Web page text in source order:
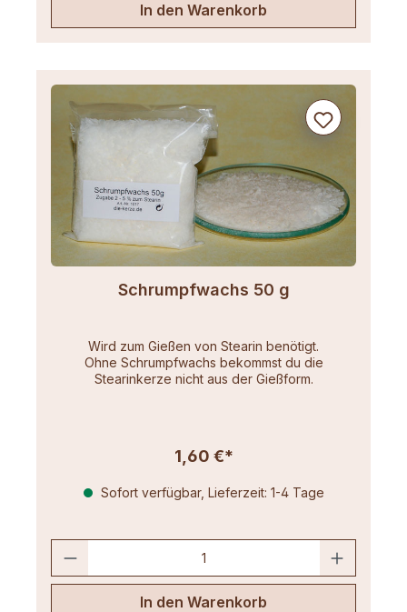
In den Warenkorb
Schrumpfwachs 50 g
Wird zum Gießen von Stearin benötigt.
Ohne Schrumpfwachs bekommst du die
Stearinkerze nicht aus der Gießform.
1,60 €*
Sofort verfügbar, Lieferzeit: 1-4 Tage
In den Warenkorb